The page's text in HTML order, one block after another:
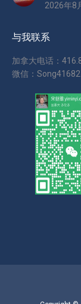
2026年8
与我联系
加拿大电话：
微信：